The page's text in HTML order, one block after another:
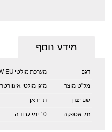
מידע נוסף
דגם מערכת מולטי TADIRAN MULTI 1:4 NEW EU תדיראן
מק"ט מוצר ‏מזגן מולטי אינוורטר Multi i 1:4 שנת 2016 Tadiran
שם יצרן תדיראן
זמן אספקה 10 ימי עבודה